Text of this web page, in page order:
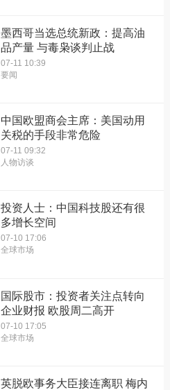
墨西哥当选总统新政：提高油
品产量 与毒枭谈判止战
07-11 10:39
要闻
中国欧盟商会主席：美国动用
关税的手段非常危险
07-11 09:32
人物访谈
投资人士：中国科技股还有很
多增长空间
07-10 17:06
全球市场
国际股市：投资者关注点转向
企业财报 欧股周二高开
07-10 17:05
全球市场
英脱欧事务大臣接连离职 梅内